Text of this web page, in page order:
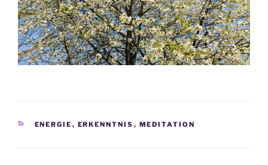
KATEGORIEN
ENERGIE , ERKENNTNIS , MEDITATION